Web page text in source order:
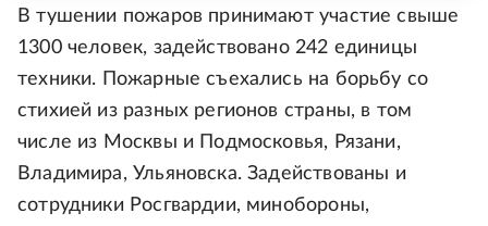
В тушении пожаров принимают участие свыше
1300 человек, задействовано 242 единицы
техники. Пожарные съехались на борьбу со
стихией из разных регионов страны, в том
числе из Москвы и Подмосковья, Рязани,
Владимира, Ульяновска. Задействованы и
сотрудники Росгвардии, минобороны,